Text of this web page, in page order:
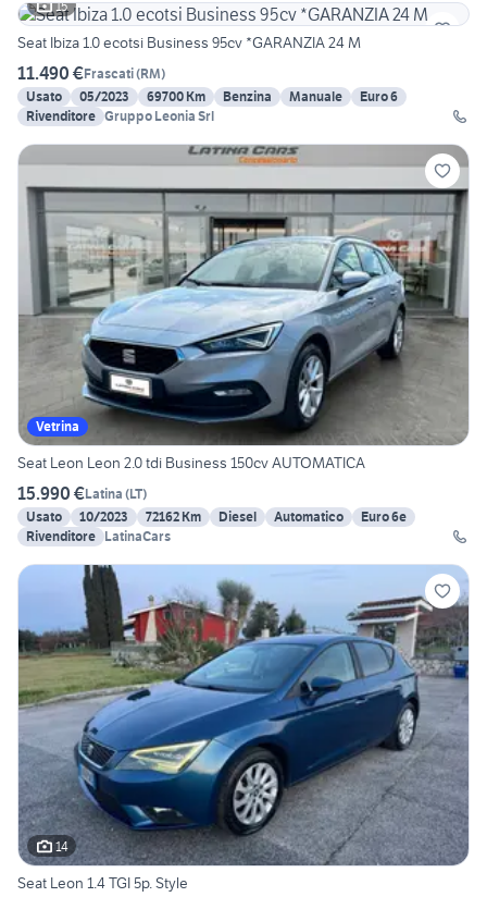
15
Seat Ibiza 1.0 ecotsi Business 95cv *GARANZIA 24 M
11.490 €Frascati(RM)
Usato
05/2023 69700 Km Benzina Manuale
Euro 6
Rivenditore Gruppo Leonia Srl
Vetrina
Seat Leon Leon 2.0 tdi Business 150cv AUTOMATICA
15.990 €Latina (LT)
Usato
10/2023 72162 Km Diesel Automatico
Euro 6e
Rivenditore LatinaCars
14
Seat Leon 1.4 TGI 5p. Style